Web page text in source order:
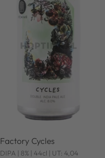
Factory Cycles
DIPA | 8% | 44cl | UT: 4,04